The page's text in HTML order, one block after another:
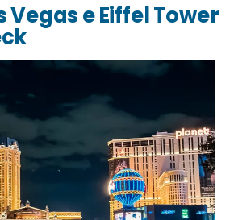
Vegas e Eiffel Tower